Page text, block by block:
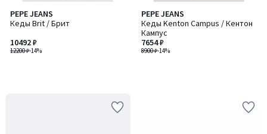
PEPE JEANS
Кеды Brit / Брит
12200 ₽-14%
10492 ₽
PEPE JEANS
Кеды Kenton Campus / Кентон
Кампус
8900 ₽-14%
7654 ₽